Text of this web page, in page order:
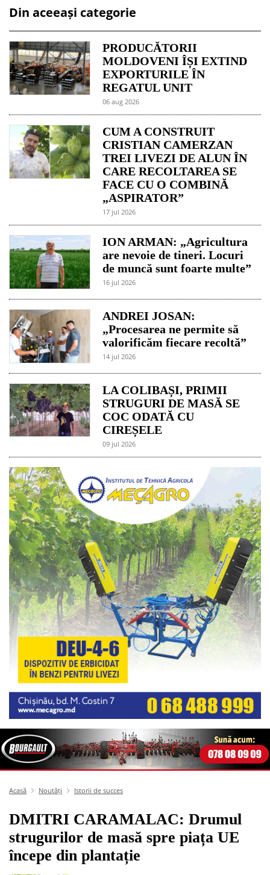
Din aceeași categorie
PRODUCĂTORII
MOLDOVENI ÎȘI EXTIND
EXPORTURILE ÎN
REGATUL UNIT
06 aug 2026
CUM A CONSTRUIT
CRISTIAN CAMERZAN
TREI LIVEZI DE ALUN ÎN
CARE RECOLTAREA SE
FACE CU O COMBINĂ
„ASPIRATOR”
17 jul 2026
ION ARMAN: „Agricultura
are nevoie de tineri. Locuri
de muncă sunt foarte multe”
16 jul 2026
ANDREI JOSAN:
„Procesarea ne permite să
valorificăm fiecare recoltă”
14 jul 2026
LA COLIBAȘI, PRIMII
STRUGURI DE MASĂ SE
COC ODATĂ CU
CIREȘELE
09 jul 2026
Acasă Noutăți Istorii de succes
DMITRI CARAMALAC: Drumul
strugurilor de masă spre piața UE
începe din plantație